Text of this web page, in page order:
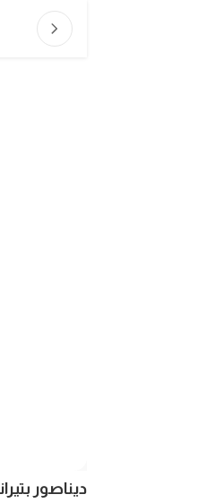
ديناصور